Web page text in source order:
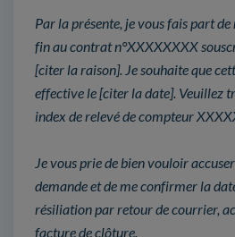
Par la présente, je vous fais part
fin au contrat n°XXXXXXXX
[citer la raison]. Je souhaite que
effective le [citer la date]. Veuillez
index de relevé de compteur
Je vous prie de bien vouloir
demande et de me confirmer la
résiliation par retour de courrier,
facture de clôture.